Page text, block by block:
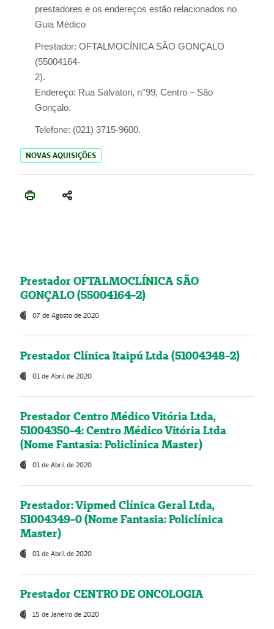
prestadores e os endereços estão relacionados no
Guia Médico
Prestador: OFTALMOCÍNICA SÃO GONÇALO
(55004164-
2).
Endereço: Rua Salvatori, n°99, Centro – São
Gonçalo.
Telefone: (021) 3715-9600.
NOVAS AQUISIÇÕES
Prestador OFTALMOCLÍNICA SÃO
GONÇALO (55004164-2)
07 de Agosto de 2020
Prestador Clínica Itaipú Ltda (51004348-2)
01 de Abril de 2020
Prestador Centro Médico Vitória Ltda,
51004350-4: Centro Médico Vitória Ltda
(Nome Fantasia: Policlínica Master)
01 de Abril de 2020
Prestador: Vipmed Clínica Geral Ltda,
51004349-0 (Nome Fantasia: Policlínica
Master)
01 de Abril de 2020
Prestador CENTRO DE ONCOLOGIA
15 de Janeiro de 2020